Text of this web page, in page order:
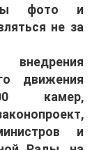
фото и
не за
движения
камер,
и